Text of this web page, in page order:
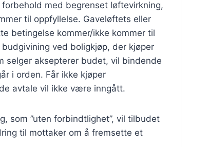
med begrenset løftevirkning,
til oppfyllelse. Gaveløftets eller
betingelse kommer/ikke kommer til
ved boligkjøp, der kjøper
selger aksepterer budet, vil bindende
i orden. Får ikke kjøper
avtale vil ikke være inngått.
som ”uten forbindtlighet”, vil tilbudet
til mottaker om å fremsette et